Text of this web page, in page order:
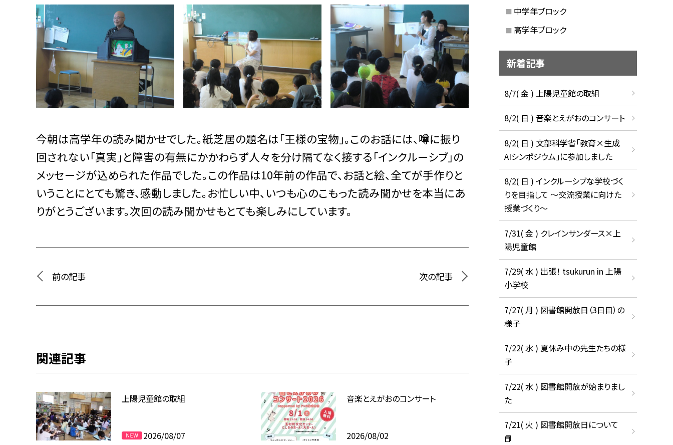
今朝は高学年の読み聞かせでした。紙芝居の題名は「王様の宝物」。このお話には、噂に振り
回されない「真実」と障害の有無にかかわらず人々を分け隔てなく接する「インクルーシブ」の
メッセージが込められた作品でした。この作品は10年前の作品で、お話と絵、全てが手作りと
いうことにとても驚き、感動しました。お忙しい中、いつも心のこもった読み聞かせを本当にあ
りがとうございます。次回の読み聞かせもとても楽しみにしています。
前の記事 次の記事
関連記事
上陽児童館の取組
2026/08/07
音楽とえがおのコンサート
2026/08/02
中学年ブロック
高学年ブロック
新着記事
8/7( 金 ) 上陽児童館の取組
8/2( 日 ) 音楽とえがおのコンサート
8/2( 日 ) 文部科学省「教育×生成
AIシンポジウム」に参加しました
8/2( 日 ) インクルーシブな学校づく
りを目指して ～交流授業に向けた
授業づくり～
7/31( 金 ) クレインサンダース×上
陽児童館
7/29( 水 ) 出張！ tsukurun in 上陽
小学校
7/27( 月 ) 図書館開放日（3日目）の
様子
7/22( 水 ) 夏休み中の先生たちの様
子
7/22( 水 ) 図書館開放が始まりまし
た
7/21( 火 ) 図書館開放日について
📕